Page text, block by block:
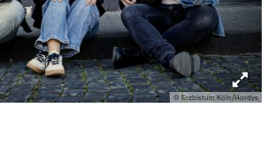
© Erzbistum Köln/Hordys